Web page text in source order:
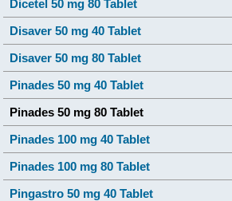
Dicetel 50 mg 80 Tablet
Disaver 50 mg 40 Tablet
Disaver 50 mg 80 Tablet
Pinades 50 mg 40 Tablet
Pinades 50 mg 80 Tablet
Pinades 100 mg 40 Tablet
Pinades 100 mg 80 Tablet
Pingastro 50 mg 40 Tablet